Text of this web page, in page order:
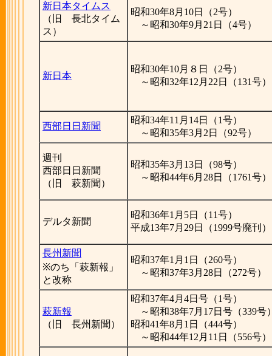
新日本タイムス
（旧 長北タイム
ス）
昭和30年8月10日（2号）
～昭和30年9月21日（4号）
新日本
昭和30年10月８日（2号）
～昭和32年12月22日（131号）
西部日日新聞
昭和34年11月14日（1号）
～昭和35年3月2日（92号）
週刊
西部日日新聞
（旧 萩新聞）
昭和35年3月13日（98号）
～昭和44年6月28日（1761号）
デルタ新聞
昭和36年1月5日（11号）
平成13年7月29日（1999号廃刊）
長州新聞
※のち「萩新報」
と改称
昭和37年1月1日（260号）
～昭和37年3月28日（272号）
萩新報
（旧 長州新聞）
昭和37年4月4日号（1号）
～昭和38年7月17日号（339号
昭和41年8月1日（444号）
～昭和44年12月11日（556号）